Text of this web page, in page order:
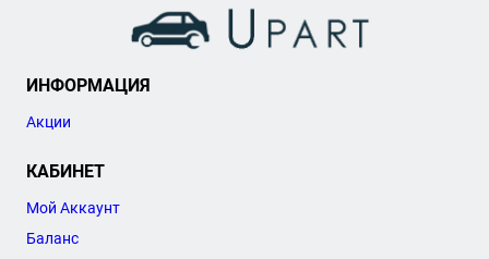
ИНФОРМАЦИЯ
Акции
КАБИНЕТ
Мой Аккаунт
Баланс